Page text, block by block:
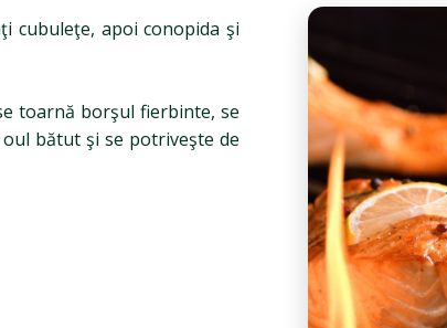
cubuleţe, apoi conopida şi
toarnă borşul fierbinte, se
bătut şi se potriveşte de